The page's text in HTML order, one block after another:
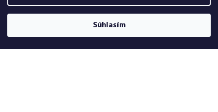
Súhlasím
Nakupujte na FEXI bezpečne a bez obáv. Vďaka
serverom sa prenášajú v zašifrovanej podobe.